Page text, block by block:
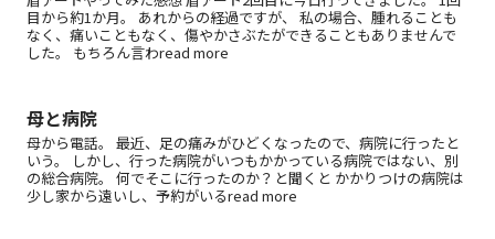
目から約1か月。 あれからの経過ですが、 私の場合、腫れることも
なく、痛いこともなく、傷やかさぶたができることもありませんで
した。 もちろん言わread more
母と病院
母から電話。 最近、足の痛みがひどくなったので、病院に行ったと
いう。 しかし、行った病院がいつもかかっている病院ではない、別
の総合病院。 何でそこに行ったのか？と聞くと かかりつけの病院は
少し家から遠いし、予約がいるread more